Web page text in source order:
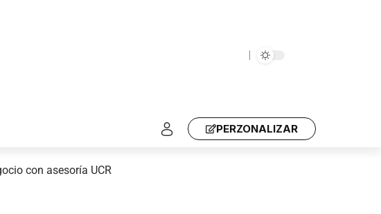
PERZONALIZAR
con asesoría UCR